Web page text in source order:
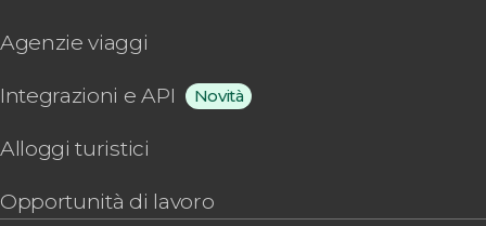
Agenzie viaggi
Integrazioni e API Novità
Alloggi turistici
Opportunità di lavoro